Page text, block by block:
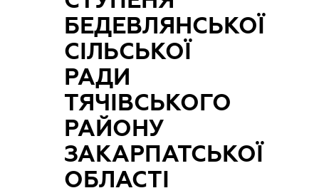
БЕДЕВЛЯНСЬКОЇ
СІЛЬСЬКОЇ
РАДИ
ТЯЧІВСЬКОГО
РАЙОНУ
ЗАКАРПАТСЬКОЇ
ОБЛАСТІ